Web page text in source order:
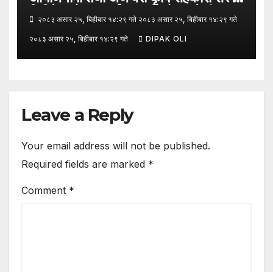
लिमिटेडको सहकार्यमा “कृषिको समावेशी
रूपान्तरणका लागि मूल्य शृङ्खला (VITA)
कार्यक्रम अन्तर्गत तरकारी उत्पादक किसान र
व्यापारीबीच व्यवसाय विस्तार सम्बन्धी
२०८३ असार २५, बिहीबार १४:२९ गते २०८३ असार २५, बिहीबार १४:२९ गते
२०८३ असार २५, बिहीबार १४:२९ गते DIPAK OLI
Leave a Reply
Your email address will not be published.
Required fields are marked *
Comment *